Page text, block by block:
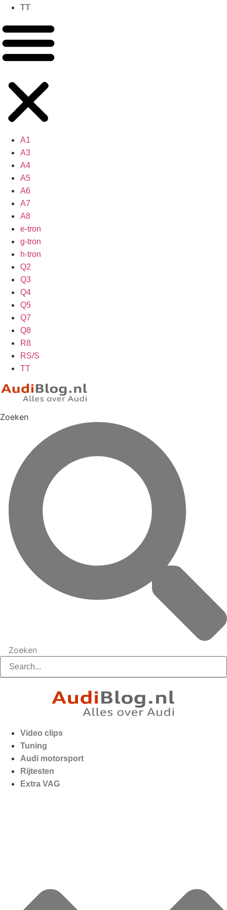
TT
A1
A3
A4
A5
A6
A7
A8
e-tron
g-tron
h-tron
Q2
Q3
Q4
Q5
Q7
Q8
R8
RS/S
TT
Zoeken
Zoeken
Video clips
Tuning
Audi motorsport
Rijtesten
Extra VAG